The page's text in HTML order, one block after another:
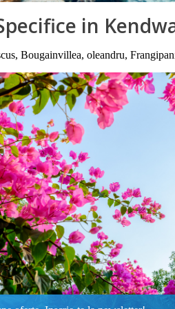
in
Bougainvillea, oleandru,